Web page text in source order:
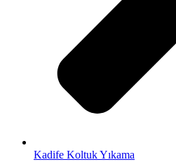
Kadife Koltuk Yıkama